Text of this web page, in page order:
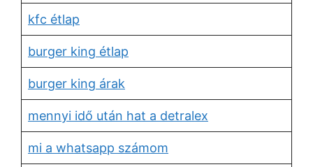
kfc étlap
burger king étlap
burger king árak
mennyi idő után hat a detralex
mi a whatsapp számom